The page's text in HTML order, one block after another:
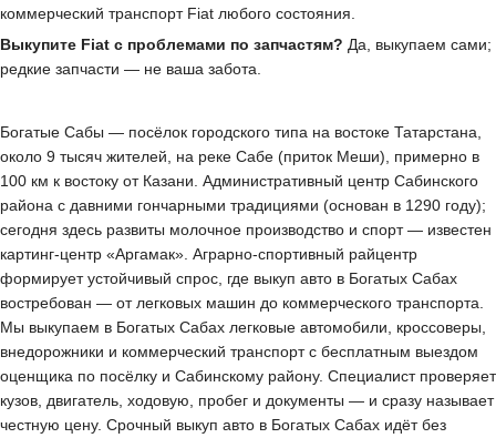
коммерческий транспорт Fiat любого состояния.
Выкупите Fiat с проблемами по запчастям? Да, выкупаем сами;
редкие запчасти — не ваша забота.
Богатые Сабы — посёлок городского типа на востоке Татарстана,
около 9 тысяч жителей, на реке Сабе (приток Меши), примерно в
100 км к востоку от Казани. Административный центр Сабинского
района с давними гончарными традициями (основан в 1290 году);
сегодня здесь развиты молочное производство и спорт — известен
картинг-центр «Аргамак». Аграрно-спортивный райцентр
формирует устойчивый спрос, где выкуп авто в Богатых Сабах
востребован — от легковых машин до коммерческого транспорта.
Мы выкупаем в Богатых Сабах легковые автомобили, кроссоверы,
внедорожники и коммерческий транспорт с бесплатным выездом
оценщика по посёлку и Сабинскому району. Специалист проверяет
кузов, двигатель, ходовую, пробег и документы — и сразу называет
честную цену. Срочный выкуп авто в Богатых Сабах идёт без